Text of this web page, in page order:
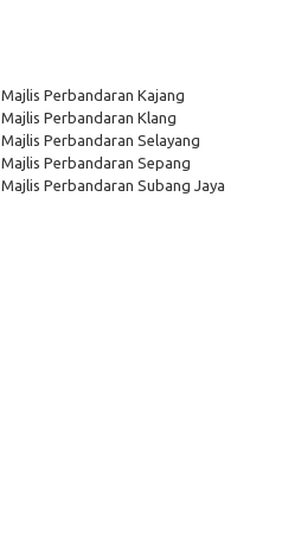
Majlis Perbandaran Kajang
Majlis Perbandaran Klang
Majlis Perbandaran Selayang
Majlis Perbandaran Sepang
Majlis Perbandaran Subang Jaya